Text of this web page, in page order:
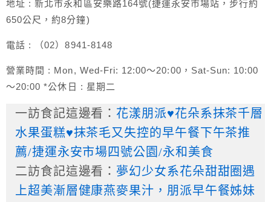
地址 : 新北市永和區安樂路164號(捷運永安市場站，步行約
650公尺，約8分鐘)
電話 : （02）8941-8148
營業時間 : Mon, Wed-Fri: 12:00～20:00，Sat-Sun: 10:00
～20:00 *公休日 : 星期二
一訪食記這邊看： 花漾朋派♥花朵系抹茶千層
水果蛋糕♥抹茶毛又失控的早午餐下午茶推
薦/捷運永安市場四號公園/永和美食
二訪食記這邊看： 夢幻少女系花朵甜甜圈遇
上超美漸層健康燕麥果汁，朋派早午餐姊妹